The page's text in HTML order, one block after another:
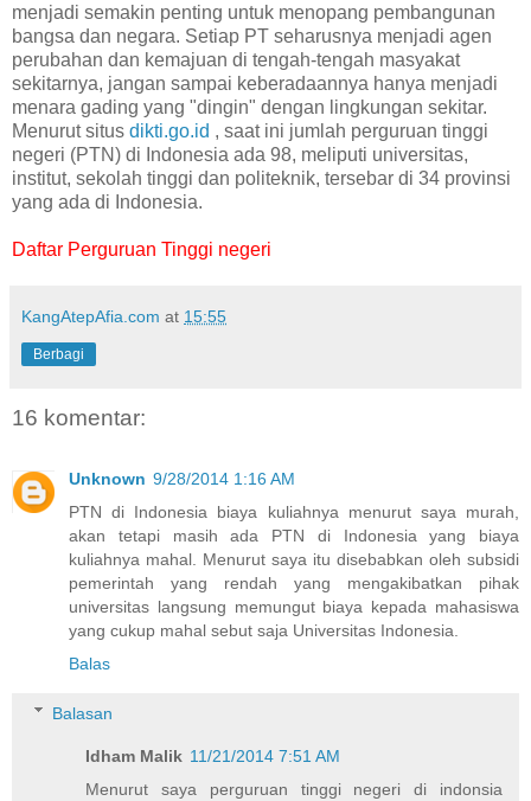
menjadi semakin penting untuk menopang pembangunan
bangsa dan negara. Setiap PT seharusnya menjadi agen
perubahan dan kemajuan di tengah-tengah masyakat
sekitarnya, jangan sampai keberadaannya hanya menjadi
menara gading yang "dingin" dengan lingkungan sekitar.
Menurut situs dikti.go.id , saat ini jumlah perguruan tinggi
negeri (PTN) di Indonesia ada 98, meliputi universitas,
institut, sekolah tinggi dan politeknik, tersebar di 34 provinsi
yang ada di Indonesia.
Daftar Perguruan Tinggi negeri
KangAtepAfia.com at 15:55
Berbagi
16 komentar:
Unknown 9/28/2014 1:16 AM
PTN di Indonesia biaya kuliahnya menurut saya murah,
akan tetapi masih ada PTN di Indonesia yang biaya
kuliahnya mahal. Menurut saya itu disebabkan oleh subsidi
pemerintah yang rendah yang mengakibatkan pihak
universitas langsung memungut biaya kepada mahasiswa
yang cukup mahal sebut saja Universitas Indonesia.
Balas
Balasan
Idham Malik 11/21/2014 7:51 AM
Menurut saya perguruan tinggi negeri di indonsia